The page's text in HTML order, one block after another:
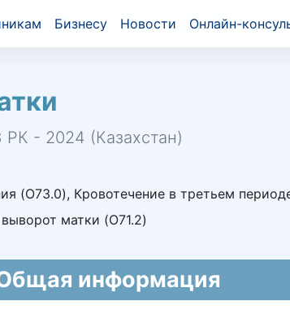
Бизнесу Новости Онлайн-
- 2024 (Казахстан)
(O73.0), Кровотечение в третьем
матки (O71.2)
информация